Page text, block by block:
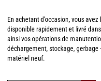
En achetant d'occasion, vous
disponible rapidement et livré
ainsi vos opérations de
déchargement, stockage,
matériel neuf.